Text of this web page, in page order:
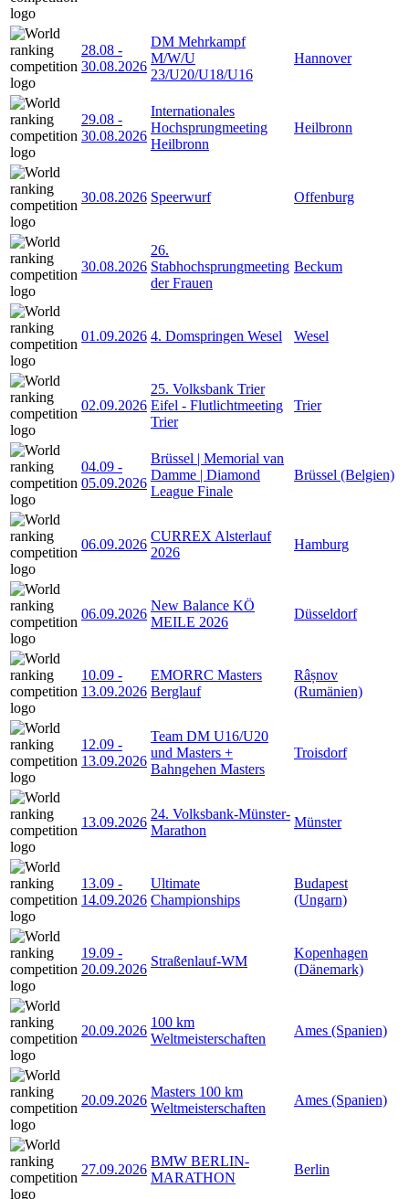
28.08 -
30.08.2026
DM Mehrkampf
M/W/U
23/U20/U18/U16
Hannover
29.08 -
30.08.2026
Internationales
Hochsprungmeeting
Heilbronn
Heilbronn
30.08.2026 Speerwurf Offenburg
30.08.2026
26.
Stabhochsprungmeeting
der Frauen
Beckum
01.09.2026 4. Domspringen Wesel Wesel
02.09.2026
25. Volksbank Trier
Eifel - Flutlichtmeeting
Trier
Trier
04.09 -
05.09.2026
Brüssel | Memorial van
Damme | Diamond
League Finale
Brüssel (Belgien)
06.09.2026
CURREX Alsterlauf
2026
Hamburg
06.09.2026
New Balance KÖ
MEILE 2026
Düsseldorf
10.09 -
13.09.2026
EMORRC Masters
Berglauf
Râșnov
(Rumänien)
12.09 -
13.09.2026
Team DM U16/U20
und Masters +
Bahngehen Masters
Troisdorf
13.09.2026
24. Volksbank-Münster-
Marathon
Münster
13.09 -
14.09.2026
Ultimate
Championships
Budapest
(Ungarn)
19.09 -
20.09.2026
Straßenlauf-WM
Kopenhagen
(Dänemark)
20.09.2026
100 km
Weltmeisterschaften
Ames (Spanien)
20.09.2026
Masters 100 km
Weltmeisterschaften
Ames (Spanien)
27.09.2026
BMW BERLIN-
MARATHON
Berlin